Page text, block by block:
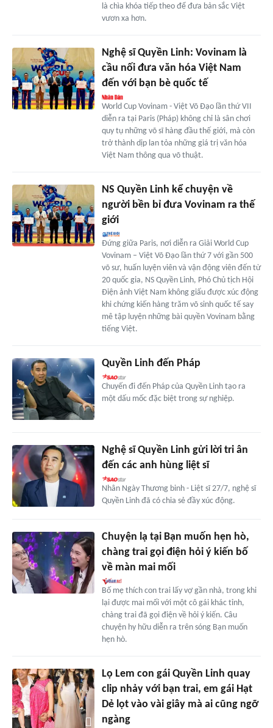
là chìa khóa tiếp theo để đưa bản sắc Việt
vươn xa hơn.
Nghệ sĩ Quyền Linh: Vovinam là
cầu nối đưa văn hóa Việt Nam
đến với bạn bè quốc tế
World Cup Vovinam - Việt Võ Đạo lần thứ VII
diễn ra tại Paris (Pháp) không chỉ là sân chơi
quy tụ những võ sĩ hàng đầu thế giới, mà còn
trở thành dịp lan tỏa những giá trị văn hóa
Việt Nam thông qua võ thuật.
NS Quyền Linh kể chuyện về
người bền bỉ đưa Vovinam ra thế
giới
Đứng giữa Paris, nơi diễn ra Giải World Cup
Vovinam – Việt Võ Đạo lần thứ 7 với gần 500
võ sư, huấn luyện viên và vận động viên đến từ
20 quốc gia, NS Quyền Linh, Phó Chủ tịch Hội
Điện ảnh Việt Nam không giấu được xúc động
khi chứng kiến hàng trăm võ sinh quốc tế say
mê tập luyện những bài quyền Vovinam bằng
tiếng Việt.
Quyền Linh đến Pháp
Chuyến đi đến Pháp của Quyền Linh tạo ra
một dấu mốc đặc biệt trong sự nghiệp.
Nghệ sĩ Quyền Linh gửi lời tri ân
đến các anh hùng liệt sĩ
Nhân Ngày Thương binh - Liệt sĩ 27/7, nghệ sĩ
Quyền Linh đã có chia sẻ đầy xúc động.
Chuyện lạ tại Bạn muốn hẹn hò,
chàng trai gọi điện hỏi ý kiến bố
về màn mai mối
Bố mẹ thích con trai lấy vợ gần nhà, trong khi
lại được mai mối với một cô gái khác tỉnh,
chàng trai đã gọi điện về hỏi ý kiến. Câu
chuyện hy hữu diễn ra trên sóng Bạn muốn
hẹn hò.
Lọ Lem con gái Quyền Linh quay
clip nhảy với bạn trai, em gái Hạt
Dẻ lọt vào vài giây mà ai cũng ngỡ
ngàng